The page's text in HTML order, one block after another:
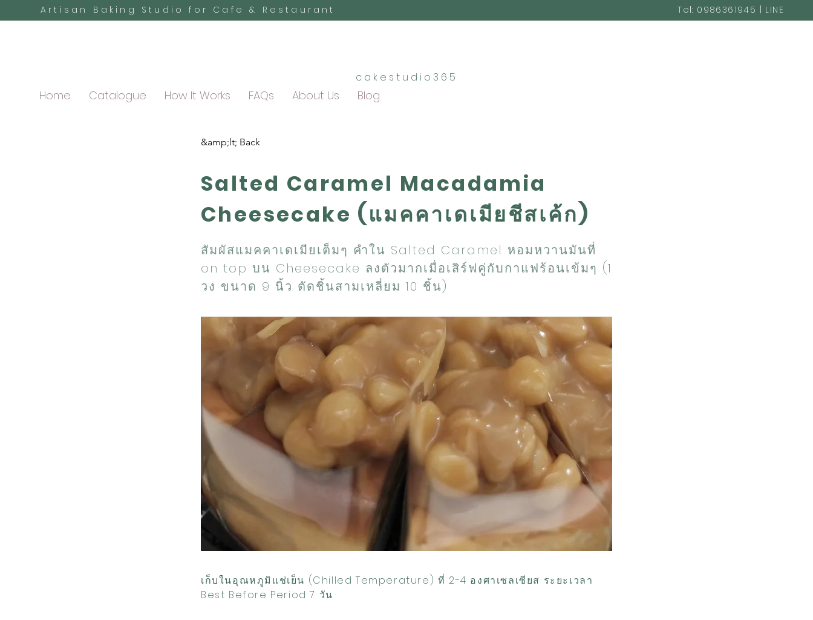
Artisan Baking Studio for Cafe & Restaurant
Home Catalogue How It Works FAQs About Us Blog
Tel: 0986361945 | LINE
cakestudio365
&amp;lt; Back
Salted Caramel Macadamia
Cheesecake (แมคคาเดเมียชีสเค้ก)
สัมผัสแมคคาเดเมียเต็มๆ คำใน Salted Caramel หอมหวานมันที่
on top บน Cheesecake ลงตัวมากเมื่อเสิร์ฟคู่กับกาแฟร้อนเข้มๆ (1
วง ขนาด 9 นิ้ว ตัดชิ้นสามเหลี่ยม 10 ชิ้น)
เก็บในอุณหภูมิแช่เย็น (Chilled Temperature) ที่ 2-4 องศาเซลเซียส ระยะเวลา
Best Before Period 7 วัน